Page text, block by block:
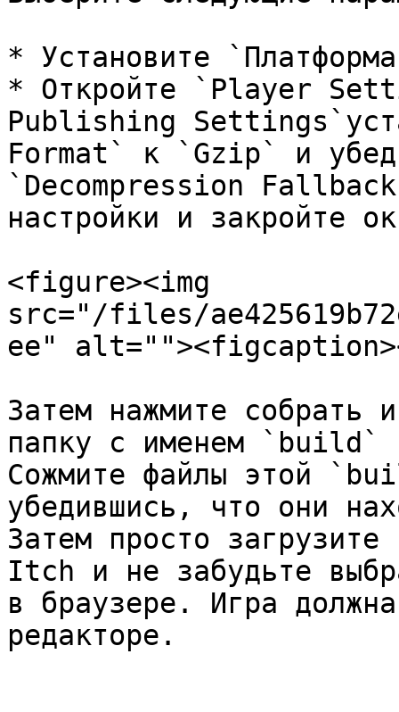
* Установите
* Откройте `Player
Publishing
Format` к `Gzip` и
`Decompression
настройки и закройте
<figure><img
src="/files/
ee"
Затем нажмите собрать
папку с именем `build`
Сожмите файлы этой
убедившись, что они
Затем просто
Itch и не забудьте
в браузере. Игра